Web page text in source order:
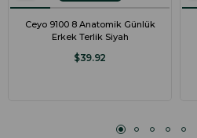
Ceyo 9100 8 Anatomik Günlük
Erkek Terlik Siyah
$39.92